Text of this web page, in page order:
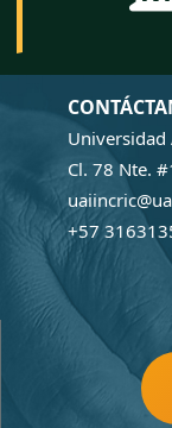
Cl. 78 Nte.
+57